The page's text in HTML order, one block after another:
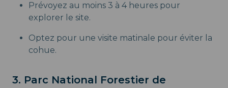
Prévoyez au moins 3 à 4 heures pour
explorer le site.
Optez pour une visite matinale pour éviter la
cohue.
3. Parc National Forestier de